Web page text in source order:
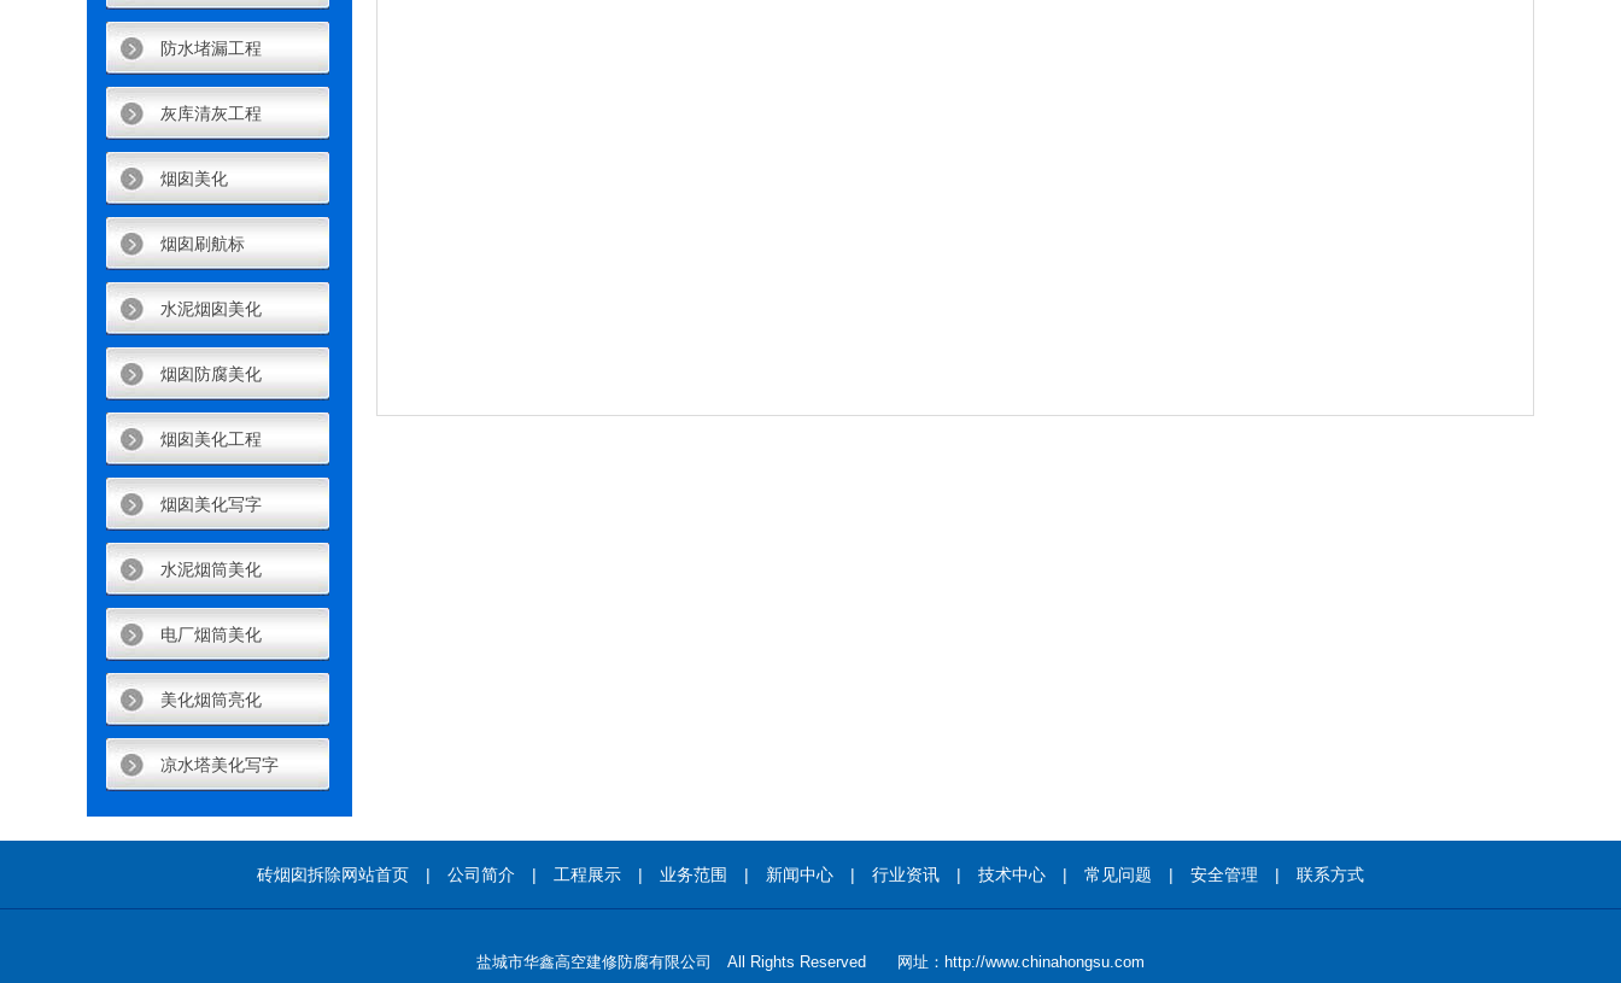
防水堵漏工程
灰库清灰工程
烟囱美化
烟囱刷航标
水泥烟囱美化
烟囱防腐美化
烟囱美化工程
烟囱美化写字
水泥烟筒美化
电厂烟筒美化
美化烟筒亮化
凉水塔美化写字
砖烟囱拆除网站首页 | 公司简介 | 工程展示 | 业务范围 | 新闻中心 | 行业资讯 | 技术中心 | 常见问题 | 安全管理 | 联系方式
盐城市华鑫高空建修防腐有限公司 All Rights Reserved 网址：http://www.chinahongsu.com